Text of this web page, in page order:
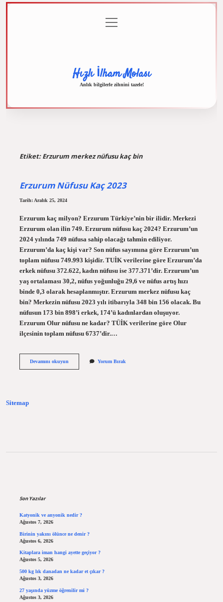
menüyü
aç
Hızlı İlham Molası
Anlık bilgilerle zihnini tazele!
Etiket:Erzurum merkez nüfusu kaç bin
Erzurum Nüfusu Kaç 2023
Tarih: Aralık 25, 2024
Erzurum kaç milyon? Erzurum Türkiye’nin bir ilidir. Merkezi
Erzurum olan ilin 749. Erzurum nüfusu kaç 2024? Erzurum’un
2024 yılında 749 nüfusa sahip olacağı tahmin ediliyor.
Erzurum’da kaç kişi var? Son nüfus sayımına göre Erzurum’un
toplam nüfusu 749.993 kişidir. TUİK verilerine göre Erzurum’da
erkek nüfusu 372.622, kadın nüfusu ise 377.371’dir. Erzurum’un
yaş ortalaması 30,2, nüfus yoğunluğu 29,6 ve nüfus artış hızı
binde 0,3 olarak hesaplanmıştır. Erzurum merkez nüfusu kaç
bin? Merkezin nüfusu 2023 yılı itibarıyla 348 bin 156 olacak. Bu
nüfusun 173 bin 898’i erkek, 174’ü kadınlardan oluşuyor.
Erzurum Olur nüfusu ne kadar? TÜİK verilerine göre Olur
ilçesinin toplam nüfusu 6737’dir.…
Devamını okuyunErzurum
Yorum Bırak
Sitemap
Son Yazılar
Katyonik ve anyonik nedir ?
Ağustos 7, 2026
Birinin yakını ölünce ne denir ?
Ağustos 6, 2026
Kitaplara iman hangi ayette geçiyor ?
Ağustos 5, 2026
500 kg lık danadan ne kadar et çıkar ?
Ağustos 3, 2026
27 yaşında yüzme öğrenilir mi ?
Ağustos 3, 2026